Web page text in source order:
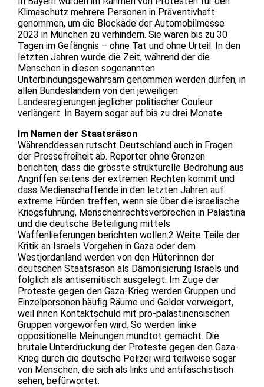
Klimaschutz mehrere Personen in Präventivhaft
genommen, um die Blockade der Automobilmesse
2023 in München zu verhindern. Sie waren bis zu 30
Tagen im Gefängnis – ohne Tat und ohne Urteil. In den
letzten Jahren wurde die Zeit, während der die
Menschen in diesen sogenannten
Unterbindungsgewahrsam genommen werden dürfen, in
allen Bundesländern von den jeweiligen
Landesregierungen jeglicher politischer Couleur
verlängert. In Bayern sogar auf bis zu drei Monate.
Im Namen der Staatsräson
Währenddessen rutscht Deutschland auch in Fragen
der Pressefreiheit ab. Reporter ohne Grenzen
berichten, dass die grösste strukturelle Bedrohung aus
Angriffen seitens der extremen Rechten kommt und
dass Medienschaffende in den letzten Jahren auf
extreme Hürden treffen, wenn sie über die israelische
Kriegsführung, Menschenrechtsverbrechen in Palästina
und die deutsche Beteiligung mittels
Waffenlieferungen berichten wollen.2 Weite Teile der
Kritik an Israels Vorgehen in Gaza oder dem
Westjordanland werden von den Hüter·innen der
deutschen Staatsräson als Dämonisierung Israels und
folglich als antisemitisch ausgelegt. Im Zuge der
Proteste gegen den Gaza-Krieg werden Gruppen und
Einzelpersonen häufig Räume und Gelder verweigert,
weil ihnen Kontaktschuld mit pro-palästinensischen
Gruppen vorgeworfen wird. So werden linke
oppositionelle Meinungen mundtot gemacht. Die
brutale Unterdrückung der Proteste gegen den Gaza-
Krieg durch die deutsche Polizei wird teilweise sogar
von Menschen, die sich als links und antifaschistisch
sehen, befürwortet.